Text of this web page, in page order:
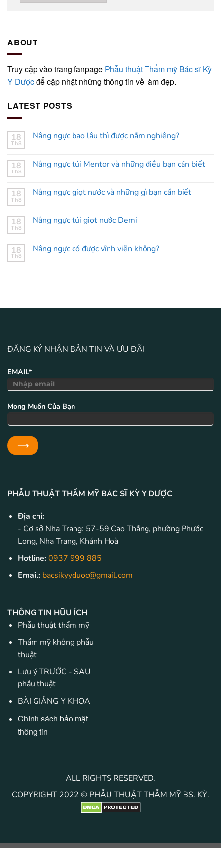
ABOUT
Truy cập vào trang fanpage Phẫu thuật Thẩm mỹ Bác sĩ Kỳ
Y Dượcđể cập nhật những thông tin về làm đẹp.
LATEST POSTS
18
Th8
Nâng ngực bao lâu thì được nằm nghiêng?
18
Th8
Nâng ngực túi Mentor và những điều bạn cần biết
18
Th8
Nâng ngực giọt nước và những gì bạn cần biết
18
Th8
Nâng ngực túi giọt nước Demi
18
Th8
Nâng ngực có được vĩnh viễn không?
ĐĂNG KÝ NHẬN BẢN TIN VÀ ƯU ĐÃI
EMAIL*
Mong Muốn Của Bạn
PHẪU THUẬT THẨM MỸ BÁC SĨ KỲ Y DƯỢC
Địa chỉ:
- Cơ sở Nha Trang: 57-59 Cao Thắng, phường Phước
Long, Nha Trang, Khánh Hoà
Hotline:0937 999 885
Email: bacsikyyduoc@gmail.com
THÔNG TIN HŨU ÍCH
Phẫu thuật thẩm mỹ
Thẩm mỹ không phẫu
thuật
Lưu ý TRƯỚC - SAU
phẫu thuật
BÀI GIẢNG Y KHOA
Chính sách bảo mật
thông tin
ALL RIGHTS RESERVED.
COPYRIGHT 2022 © PHẪU THUẬT THẪM MỸ BS. KỲ.